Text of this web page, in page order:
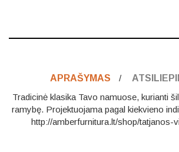
APRAŠYMAS
Tradicinė klasika Tavo namuose, kurianti
ramybę. Projektuojama pagal kiekvieno
http://amberfurnitura.lt/shop/tatjanos-